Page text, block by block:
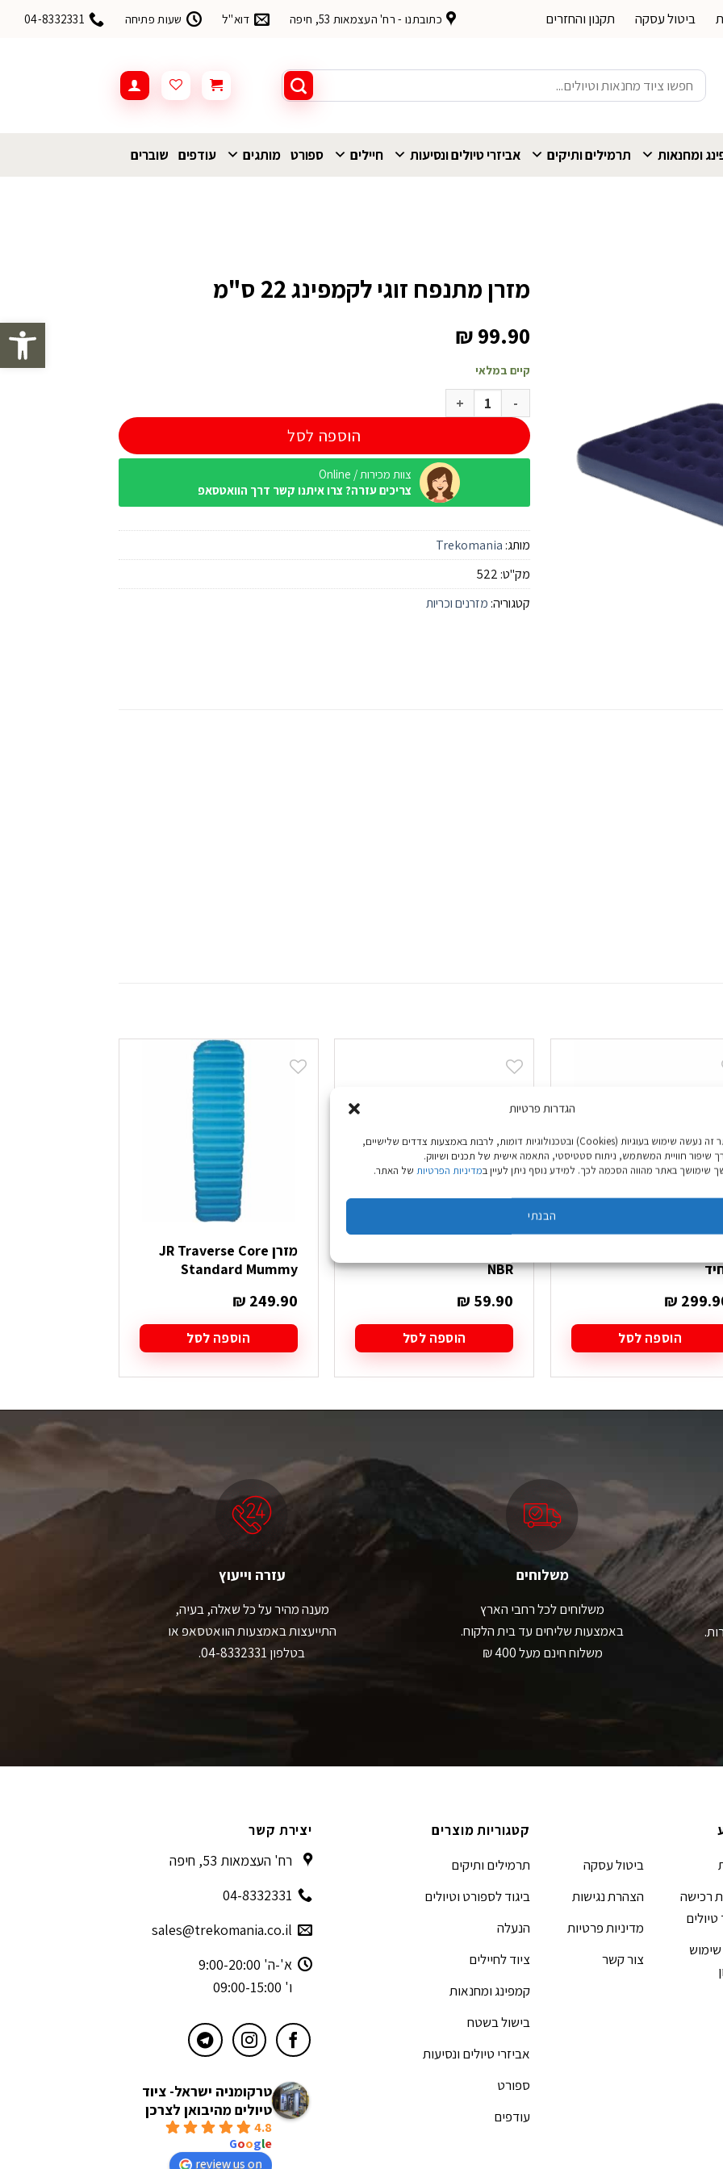
פתח
הגדרות פרטיות
באתר זה נעשה שימוש בעוגיות (Cookies) ובטכנולוגיות דומות, לרבות באמצעות צדדים שלישיים,
שיפור חוויית המשתמש, ניתוח סטטיסטי, התאמה אישית של תכנים ושיווק.
שימושך באתר מהווה הסכמה לכך. למידע נוסף ניתן לעיין במדיניות הפרטיות של האתר.
הבנתי
ביטול עסקה תקנון והחזרים כתובתנו - רח' העצמאות 53, חיפה דוא"ל שעות פתיחה 04-8332331
חיפוש
עבור:
ומחנאות תרמילים ותיקים אביזרי טיולים ונסיעות חיילים ספורט מותגים עודפים שוברים
מזרן מתנפח זוגי לקמפינג 22 ס"מ
₪99.90
קיים במלאי
כמות של מזרן מתנפח זוגי לקמפינג 22 ס"מ
הוספה לסל
צוות מכירות / Online
צריכים עזרה? צרו איתנו קשר דרך הוואטסאפ
מותג: Trekomania
מק"ט: 522
קטגוריה: מזרנים וכריות
₪
הוספה לסל
NBR
₪ 59.90
הוספה לסל
מזרן JR Traverse Core
Standard Mummy
₪ 249.90
הוספה לסל
משלוחים
משלוחים לכל רחבי הארץ
באמצעות שליחים עד בית הלקוח.
משלוח חינם מעל 400 ₪
עזרה וייעוץ
מענה מהיר על כל שאלה, בעיה,
התייעצות באמצעות הוואטסאפ או
בטלפון 04-8332331.
רכישה
טיולים
ביטול עסקה
הצהרת נגישות
מדיניות פרטיות
צור קשר
קטגוריות מוצרים
תרמילים ותיקים
ביגוד לספורט וטיולים
הנעלה
ציוד לחיילים
קמפינג ומחנאות
בישול בשטח
אביזרי טיולים ונסיעות
ספורט
עודפים
יצירת קשר
רח' העצמאות 53, חיפה
04-8332331
sales@trekomania.co.il
א'-ה' 9:00-20:00
ו' 09:00-15:00
טרקומניה ישראל- ציוד
טיולים מהיבואן לצרכן
4.8
Google
review us on